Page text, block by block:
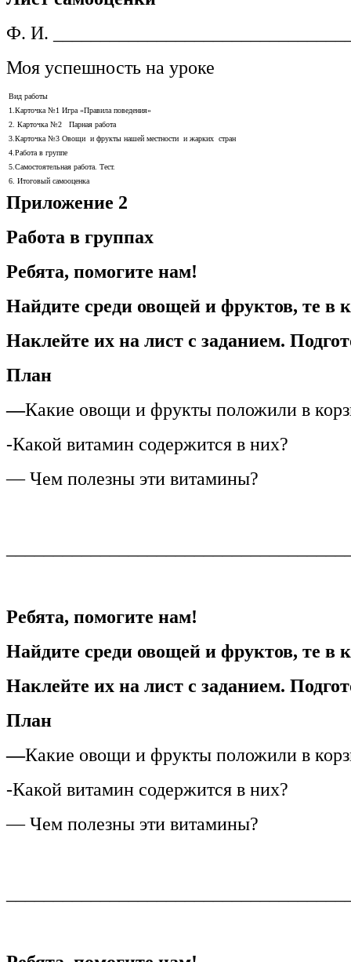
Ф. И.
Моя успешность на уроке
Вид работы
1.Карточка №1 Игра «Правила поведения»
2. Карточка №2 Парная работа
3.Карточка №3 Овощи и фрукты нашей местности и жарких стран
4.Работа в группе
5.Самостоятельная работа. Тест.
6. Итоговый самооценка
Приложение 2
Работа в группах
Ребята, помогите нам!
Найдите среди овощей и фруктов, те в
Наклейте их на лист с заданием.
План
—Какие овощи и фрукты положили в
-Какой витамин содержится в них?
— Чем полезны эти витамины?
Ребята, помогите нам!
Найдите среди овощей и фруктов, те в
Наклейте их на лист с заданием.
План
—Какие овощи и фрукты положили в
-Какой витамин содержится в них?
— Чем полезны эти витамины?